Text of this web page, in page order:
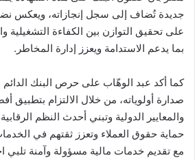
جديدة تُضاف إلى سجل إنجازاته، ويعكس
على تحقيق التوازن بين الكفاءة التشغيلية
بما يدعم الاستدامة ويعزز إدارة المخاطر.
كما أكد عبد الوهّاب على حرص البنك
صدارة أولوياته، من خلال الالتزام بتطبيق
والمعايير الدولية وتبني أحدث النظم
حماية حقوق العملاء وتعزز ثقتهم في
مع تقديم خدمات مالية مسؤولة وآمنة